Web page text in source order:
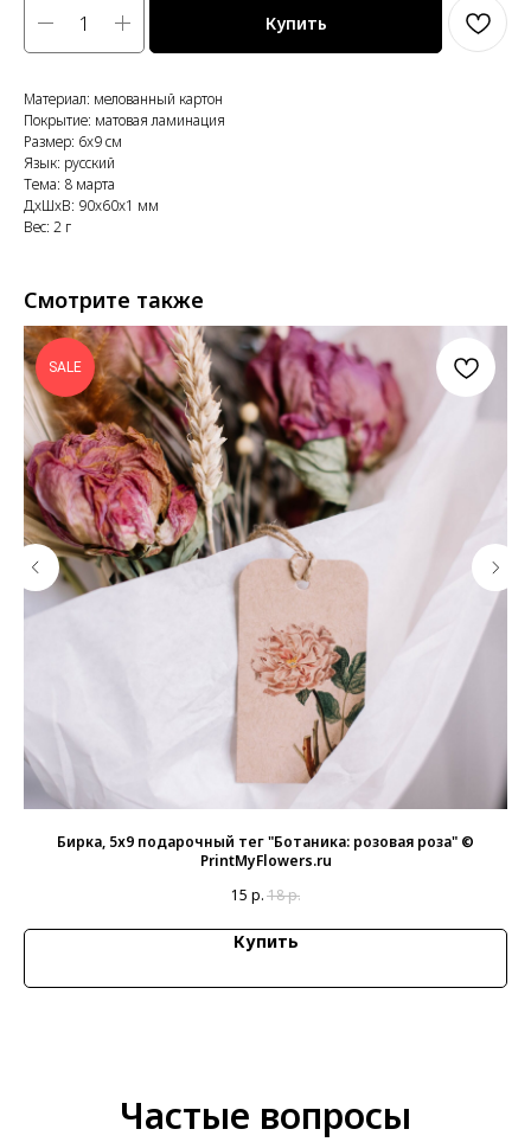
Купить
Материал: мелованный картон
Покрытие: матовая ламинация
Размер: 6x9 см
Язык: русский
Тема: 8 марта
ДxШxВ: 90x60x1 мм
Вес: 2 г
Смотрите также
SALE
Бирка, 5х9 подарочный тег "Ботаника: розовая роза" ©
PrintMyFlowers.ru
15 р. 18р.
Купить
Частые вопросы